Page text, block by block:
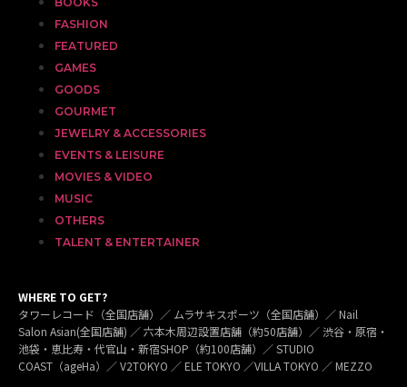
FASHION
FEATURED
GAMES
GOODS
GOURMET
JEWELRY & ACCESSORIES
EVENTS & LEISURE
MOVIES & VIDEO
MUSIC
OTHERS
TALENT & ENTERTAINER
WHERE TO GET?
タワーレコード（全国店舗）／ ムラサキスポーツ（全国店舗）／ Nail
Salon Asian(全国店舗) ／ 六本木周辺設置店舗（約50店舗）／ 渋谷・原宿・
池袋・恵比寿・代官山・新宿SHOP（約100店舗）／ STUDIO
COAST（ageHa）／ V2TOKYO ／ ELE TOKYO ／VILLA TOKYO ／ MEZZO